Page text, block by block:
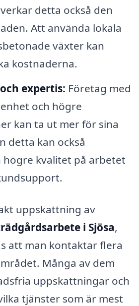
detta också den
Att använda lokala
växter kan
kostnaderna.
expertis: Företag med
och högre
kan ta ut mer för sina
detta kan också
högre kvalitet på arbetet
uppskattning av
i Sjösa,
att man kontaktar flera
Många av dem
uppskattningar och
tjänster som är mest